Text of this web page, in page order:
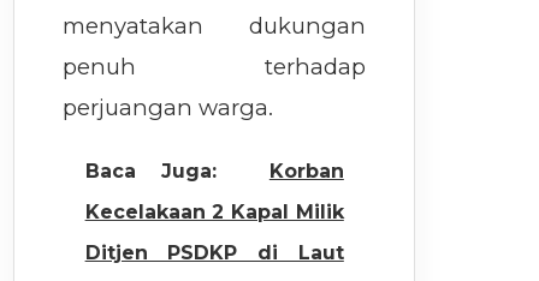
menyatakan dukungan
penuh terhadap
perjuangan warga.
Baca Juga:
Korban
Kecelakaan 2 Kapal Milik
Ditjen PSDKP di Laut